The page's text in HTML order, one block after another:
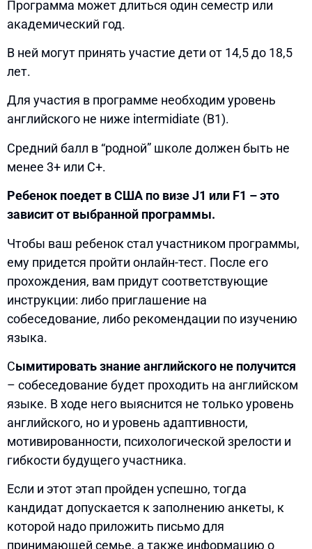
Программа может длиться один семестр или
академический год.
В ней могут принять участие дети от 14,5 до 18,5
лет.
Для участия в программе необходим уровень
английского не ниже intermidiate (B1).
Средний балл в “родной” школе должен быть не
менее 3+ или С+.
Ребенок поедет в США по визе J1 или F1 – это
зависит от выбранной программы.
Чтобы ваш ребенок стал участником программы,
ему придется пройти онлайн-тест. После его
прохождения, вам придут соответствующие
инструкции: либо приглашение на
собеседование, либо рекомендации по изучению
языка.
Сымитировать знание английского не получится
– собеседование будет проходить на английском
языке. В ходе него выяснится не только уровень
английского, но и уровень адаптивности,
мотивированности, психологической зрелости и
гибкости будущего участника.
Если и этот этап пройден успешно, тогда
кандидат допускается к заполнению анкеты, к
которой надо приложить письмо для
принимающей семье, а также информацию о